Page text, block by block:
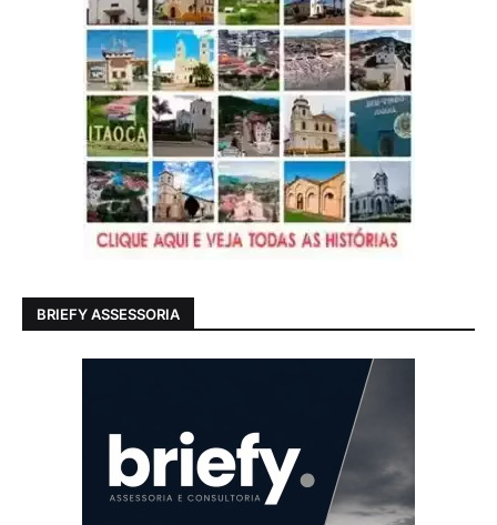
BRIEFY ASSESSORIA